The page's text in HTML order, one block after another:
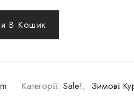
В Кошик
Категорії: Sale!, Зимові